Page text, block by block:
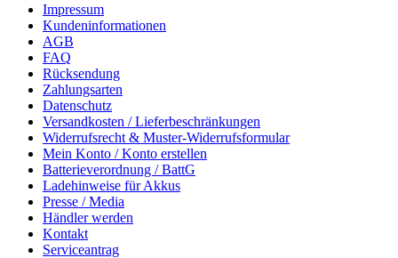
Impressum
Kundeninformationen
AGB
FAQ
Rücksendung
Zahlungsarten
Datenschutz
Versandkosten / Lieferbeschränkungen
Widerrufsrecht & Muster-Widerrufsformular
Mein Konto / Konto erstellen
Batterieverordnung / BattG
Ladehinweise für Akkus
Presse / Media
Händler werden
Kontakt
Serviceantrag